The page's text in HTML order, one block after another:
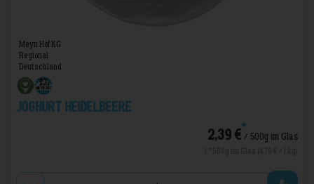
Meyn Hof KG
Regional
Deutschland
Joghurt Heidelbeere
2,39 €*/ 500g im Glas